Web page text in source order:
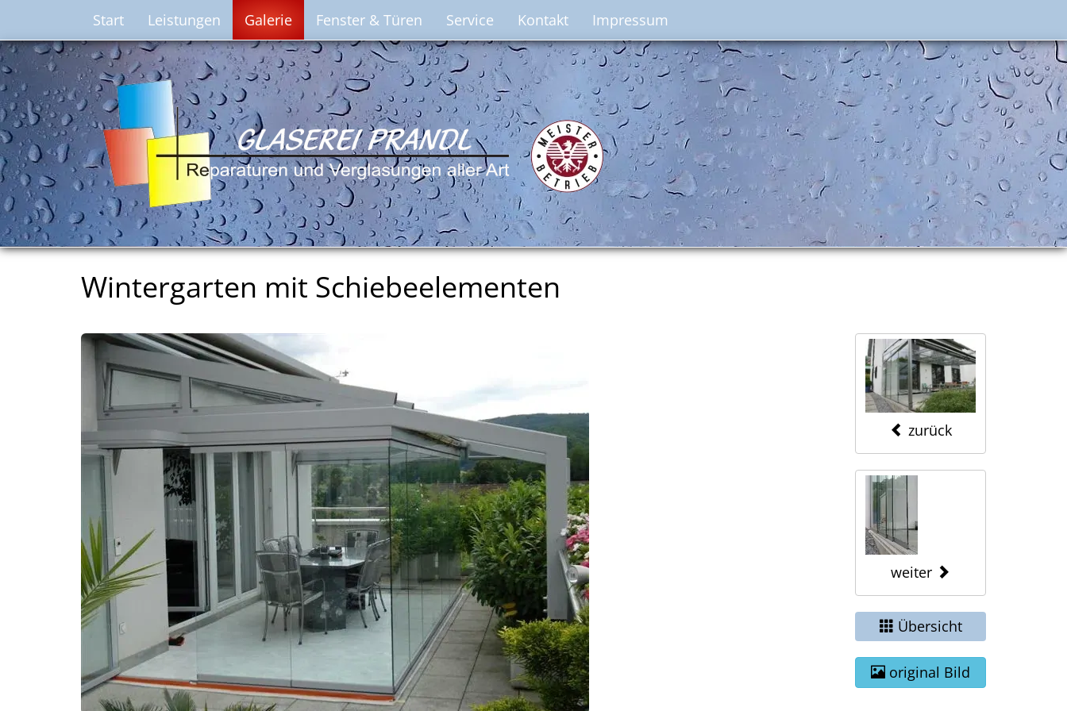
Start Leistungen Galerie Fenster & Türen Service Kontakt Impressum
Wintergarten mit Schiebeelementen
zurück
weiter
Übersicht
original Bild